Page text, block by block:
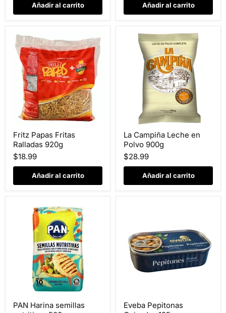
Añadir al carrito Añadir al carrito
Papas
Fritas
Ralladas
920g
Fritz Papas Fritas
Ralladas 920g
$18.99
Añadir al carrito
Campiña
Leche
en
Polvo
900g
La Campiña Leche en
Polvo 900g
$28.99
Añadir al carrito
Harina
PAN Harina semillas
Pepitonas
Eveba Pepitonas